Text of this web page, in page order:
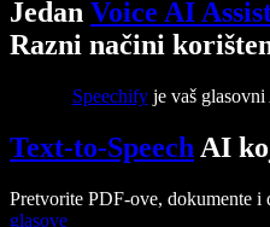
Jedan Voice AI
Razni načini
Speechifyje vaš glasovni
Text-to-Speech AI
Pretvorite PDF-ove, dokumente i
glasove